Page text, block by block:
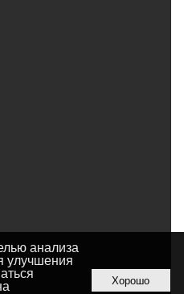
анализа
улучшения
Хорошо